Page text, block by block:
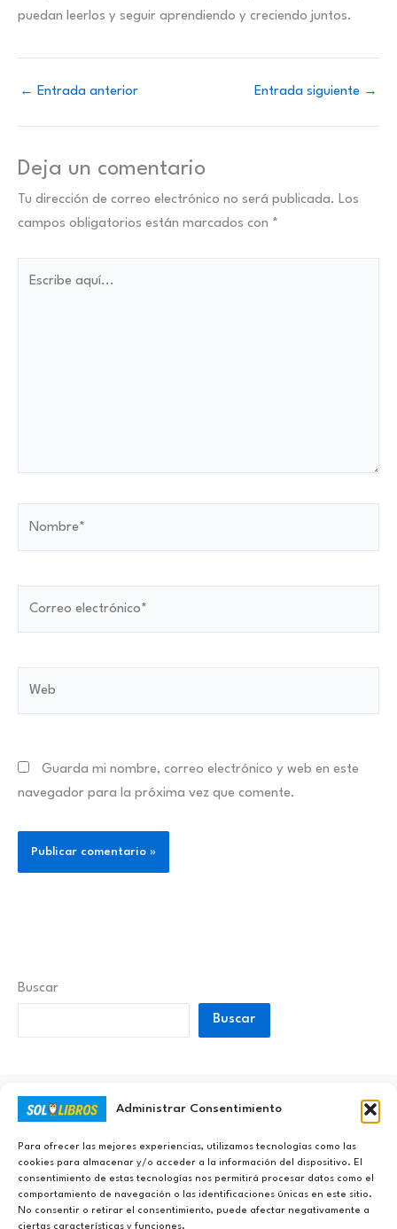
Administrar Consentimiento
Para ofrecer las mejores experiencias, utilizamos tecnologías como las
cookies para almacenar y/o acceder a la información del dispositivo. El
consentimiento de estas tecnologías nos permitirá procesar datos como el
comportamiento de navegación o las identificaciones únicas en este sitio.
No consentir o retirar el consentimiento, puede afectar negativamente a
ciertas características y funciones.
puedan leerlos y seguir aprendiendo y creciendo juntos.
← Entrada anterior Entrada siguiente →
Deja un comentario
Tu dirección de correo electrónico no será publicada. Los
campos obligatorios están marcados con *
Guarda mi nombre, correo electrónico y web en este
navegador para la próxima vez que comente.
Buscar
Buscar